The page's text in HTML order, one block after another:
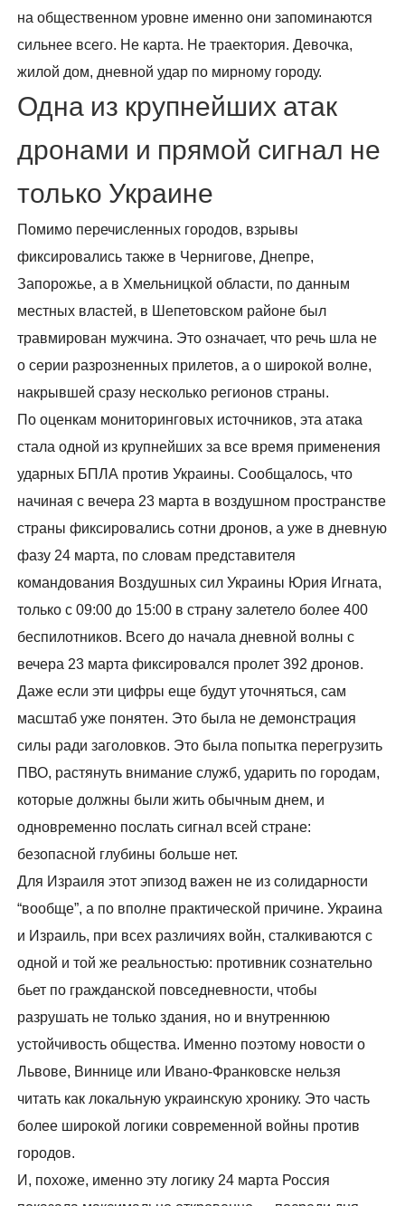
на общественном уровне именно они запоминаются
сильнее всего. Не карта. Не траектория. Девочка,
жилой дом, дневной удар по мирному городу.
Одна из крупнейших атак
дронами и прямой сигнал не
только Украине
Помимо перечисленных городов, взрывы
фиксировались также в Чернигове, Днепре,
Запорожье, а в Хмельницкой области, по данным
местных властей, в Шепетовском районе был
травмирован мужчина. Это означает, что речь шла не
о серии разрозненных прилетов, а о широкой волне,
накрывшей сразу несколько регионов страны.
По оценкам мониторинговых источников, эта атака
стала одной из крупнейших за все время применения
ударных БПЛА против Украины. Сообщалось, что
начиная с вечера 23 марта в воздушном пространстве
страны фиксировались сотни дронов, а уже в дневную
фазу 24 марта, по словам представителя
командования Воздушных сил Украины Юрия Игната,
только с 09:00 до 15:00 в страну залетело более 400
беспилотников. Всего до начала дневной волны с
вечера 23 марта фиксировался пролет 392 дронов.
Даже если эти цифры еще будут уточняться, сам
масштаб уже понятен. Это была не демонстрация
силы ради заголовков. Это была попытка перегрузить
ПВО, растянуть внимание служб, ударить по городам,
которые должны были жить обычным днем, и
одновременно послать сигнал всей стране:
безопасной глубины больше нет.
Для Израиля этот эпизод важен не из солидарности
“вообще”, а по вполне практической причине. Украина
и Израиль, при всех различиях войн, сталкиваются с
одной и той же реальностью: противник сознательно
бьет по гражданской повседневности, чтобы
разрушать не только здания, но и внутреннюю
устойчивость общества. Именно поэтому новости о
Львове, Виннице или Ивано-Франковске нельзя
читать как локальную украинскую хронику. Это часть
более широкой логики современной войны против
городов.
И, похоже, именно эту логику 24 марта Россия